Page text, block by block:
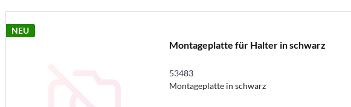
NEU
Montageplatte für Halter in schwarz
53483
Montageplatte in schwarz